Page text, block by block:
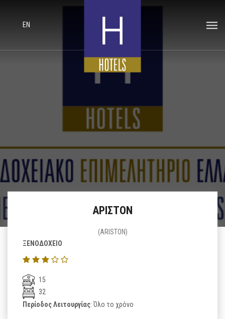
EN
ΑΡΙΣΤΟΝ
(ARISTON)
ΞΕΝΟΔΟΧΕΙΟ
15
32
Περίοδος Λειτουργίας: Όλο το χρόνο